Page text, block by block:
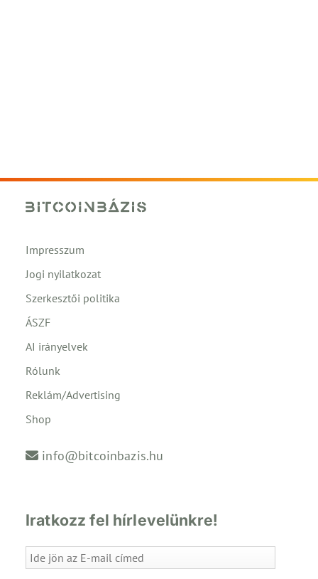
Impresszum
Jogi nyilatkozat
Szerkesztői politika
ÁSZF
AI irányelvek
Rólunk
Reklám/Advertising
Shop
info@bitcoinbazis.hu
Iratkozz fel hírlevelünkre!